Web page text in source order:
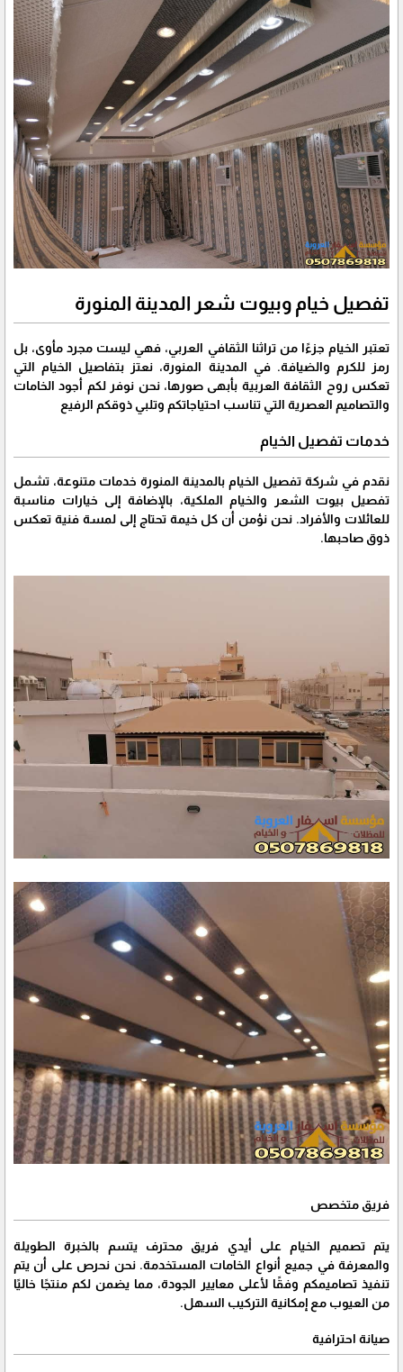
تفصيل خيام وبيوت شعر المدينة المنورة
تعتبر الخيام جزءًا من تراثنا الثقافي العربي، فهي ليست مجرد مأوى، بل
رمز للكرم والضيافة. في المدينة المنورة، نعتز بتفاصيل الخيام التي
تعكس روح الثقافة العربية بأبهى صورها، نحن نوفر لكم أجود الخامات
والتصاميم العصرية التي تناسب احتياجاتكم وتلبي ذوقكم الرفيع
خدمات تفصيل الخيام
نقدم في شركة تفصيل الخيام بالمدينة المنورة خدمات متنوعة، تشمل
تفصيل بيوت الشعر والخيام الملكية، بالإضافة إلى خيارات مناسبة
للعائلات والأفراد. نحن نؤمن أن كل خيمة تحتاج إلى لمسة فنية تعكس
ذوق صاحبها.
فريق متخصص
يتم تصميم الخيام على أيدي فريق محترف يتسم بالخبرة الطويلة
والمعرفة في جميع أنواع الخامات المستخدمة. نحن نحرص على أن يتم
تنفيذ تصاميمكم وفقًا لأعلى معايير الجودة، مما يضمن لكم منتجًا خاليًا
من العيوب مع إمكانية التركيب السهل.
صيانة احترافية